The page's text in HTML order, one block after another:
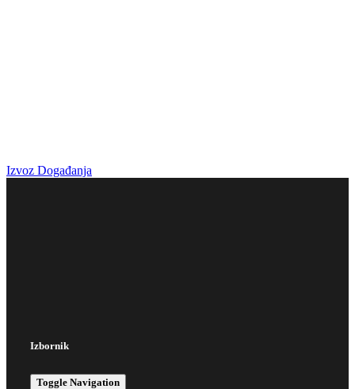
Izvoz Događanja
Izbornik
Toggle Navigation